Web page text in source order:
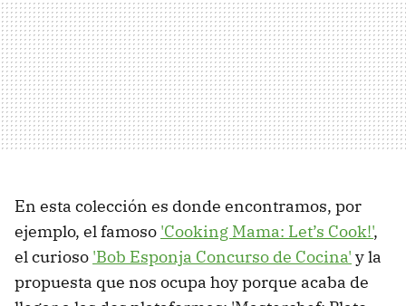
En esta colección es donde encontramos, por
ejemplo, el famoso 'Cooking Mama: Let’s Cook!',
el curioso 'Bob Esponja Concurso de Cocina' y la
propuesta que nos ocupa hoy porque acaba de